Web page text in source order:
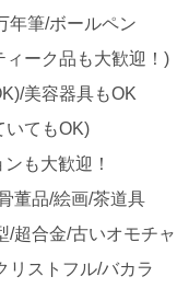
年筆/ボールペン
ィーク品も大歓迎！)
美容器具もOK
いてもOK)
も大歓迎！
董品/絵画/茶道具
/超合金/古いオモチャ
リストフル/バカラ